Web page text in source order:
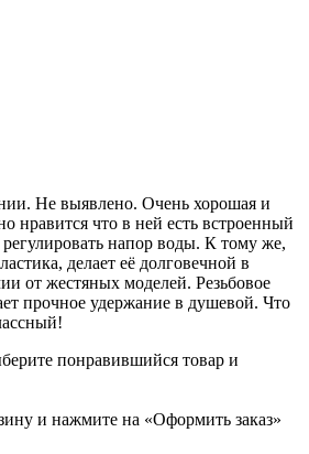
Не выявлено. Очень хорошая и
нравится что в ней есть встроенный
напор воды. К тому же,
делает её долговечной в
от жестяных моделей. Резьбовое
прочное удержание в душевой. Что
понравившийся товар и
и нажмите на «Оформить заказ»